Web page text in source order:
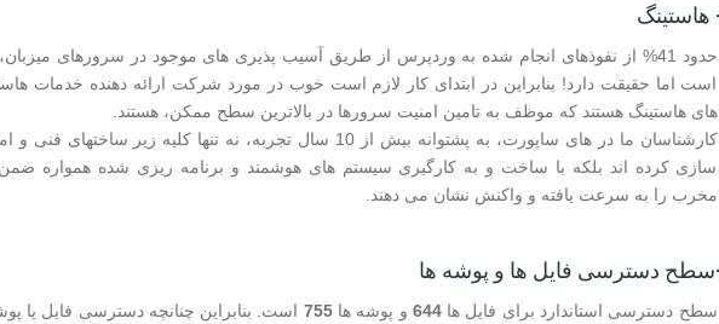
حدود 41% از نفوذهای انجام شده به وردپرس از طریق آسیب پذیری های موجود در سرورهای
است اما حقیقت دارد! بنابراین در ابتدای کار لازم است خوب در مورد شرکت ارائه دهنده خدمات
های هاستینگ هستند که موظف به تامین امنیت سرورها در بالاترین سطح ممکن، هستند.
کارشناسان ما در های ساپورت، به پشتوانه بیش از 10 سال تجربه، نه تنها
سازی کرده اند بلکه با ساخت و به کارگیری سیستم های هوشمند و برنامه ریزی شده همواره ضمن
مخرب را به سرعت یافته و واکنش نشان می دهند.
سطح دسترسی استاندارد برای فایل ها644 و پوشه ها755 است. بنابراین چنانچه دسترسی فایل یا